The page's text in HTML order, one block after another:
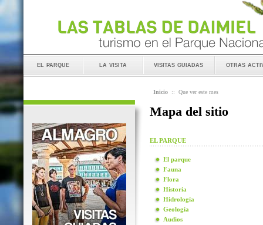
el parque la visita visitas guiadas otras
Inicio :: Que ver este mes
Mapa del sitio
EL PARQUE
El parque
Fauna
Flora
Historia
Hidrología
Geología
Audios